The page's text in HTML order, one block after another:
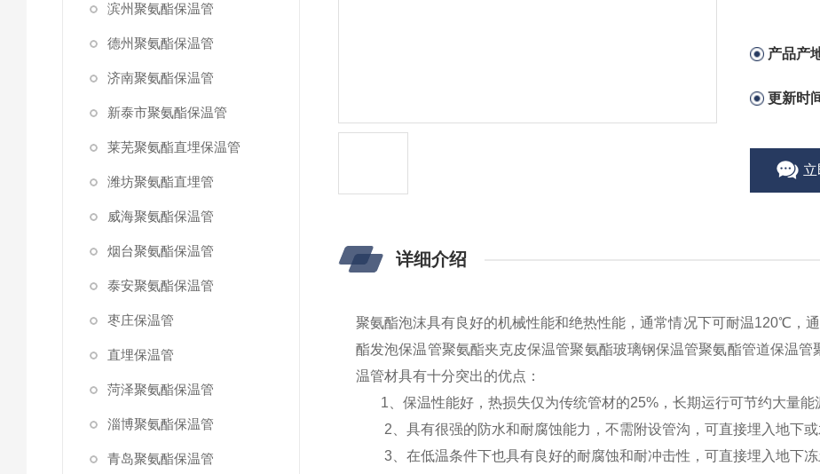
滨州聚氨酯保温管
德州聚氨酯保温管
济南聚氨酯保温管
新泰市聚氨酯保温管
莱芜聚氨酯直埋保温管
潍坊聚氨酯直埋管
威海聚氨酯保温管
烟台聚氨酯保温管
泰安聚氨酯保温管
枣庄保温管
直埋保温管
菏泽聚氨酯保温管
淄博聚氨酯保温管
青岛聚氨酯保温管
产品产
更新时
详细介绍
聚氨酯泡沫具有良好的机械性能和绝热性能，通常情况下可耐温120℃，
酯发泡保温管聚氨酯夹克皮保温管聚氨酯玻璃钢保温管聚氨酯管道保温
温管材具有十分突出的优点：
1、保温性能好，热损失仅为传统管材的25%，长期运行可节约大量能
2、具有很强的防水和耐腐蚀能力，不需附设管沟，可直接埋入地下或
3、在低温条件下也具有良好的耐腐蚀和耐冲击性，可直接埋入地下冻